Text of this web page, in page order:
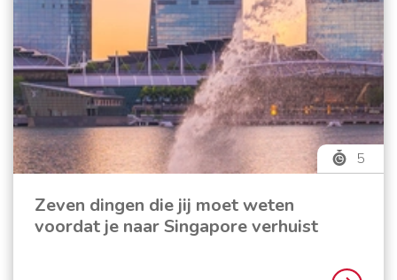
5
Zeven dingen die jij moet weten
voordat je naar Singapore verhuist